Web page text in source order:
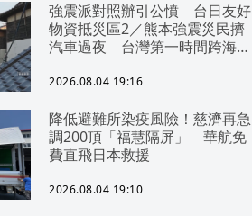
強震派對照辦引公憤 台日友好
物資抵災區2／熊本強震災民擠
汽車過夜 台灣第一時間跨海急
2026.08.04 19:16
降低避難所染疫風險！慈濟再急
調200頂「福慧隔屏」 華航免
費直飛日本救援
2026.08.04 19:10